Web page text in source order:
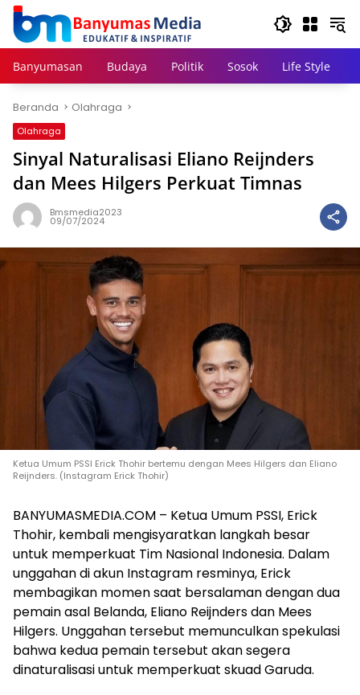
Langsung
konten
Banyumasan Budaya Politik Sosok Life Style
Beranda Olahraga
Olahraga
Sinyal Naturalisasi Eliano Reijnders
dan Mees Hilgers Perkuat Timnas
Bmsmedia2023
09/07/2024
Ketua Umum PSSI Erick Thohir bertemu dengan Mees Hilgers dan Eliano
Reijnders. (Instagram Erick Thohir)
BANYUMASMEDIA.COM – Ketua Umum PSSI, Erick
Thohir, kembali mengisyaratkan langkah besar
untuk memperkuat Tim Nasional Indonesia. Dalam
unggahan di akun Instagram resminya, Erick
membagikan momen saat bersalaman dengan dua
pemain asal Belanda, Eliano Reijnders dan Mees
Hilgers. Unggahan tersebut memunculkan spekulasi
bahwa kedua pemain tersebut akan segera
dinaturalisasi untuk memperkuat skuad Garuda.